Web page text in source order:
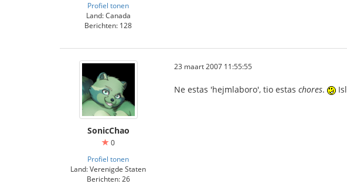
Profiel tonen
Land: Canada
Berichten: 128
SonicChao
0
Profiel tonen
Land: Verenigde Staten
Berichten: 26
23 maart 2007 11:55:55
Ne estas 'hejmlaboro', tio estas chores.